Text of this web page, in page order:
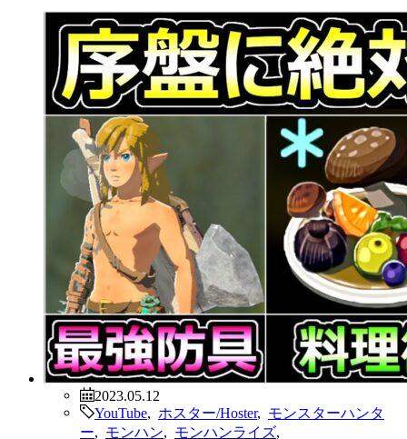
2023.05.12
YouTube
ホスター/Hoster, モンスターハンタ
ー
モンハン モンハンライズ